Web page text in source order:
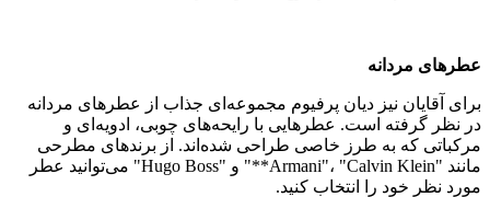
عطرهای مردانه
برای آقایان نیز دیان پرفیوم مجموعه‌ای جذاب از عطرهای مردانه
در نظر گرفته است. عطرهایی با رایحه‌های چوبی، ادویه‌ای و
مرکباتی که به طرز خاصی طراحی شده‌اند. از برندهای مطرحی
مانند "Armani"، "Calvin Klein**" و "Hugo Boss" می‌توانید عطر
مورد نظر خود را انتخاب کنید.